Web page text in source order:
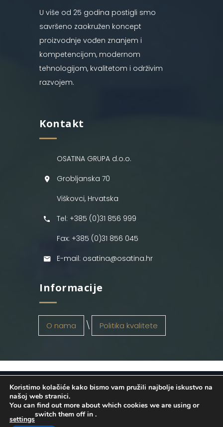
U više od 25 godina postigli smo
savršeno zaokružen koncept
proizvodnje vođen znanjem i
kompetencijom, modernom
tehnologijom, kvalitetom i održivim
razvojem.
Kontakt
OSATINA GRUPA d.o.o.
Grobljanska 70
Viškovci, Hrvatska
Tel: +385 (0)31 856 999
Fax: +385 (0)31 856 045
E-mail: osatina@osatina.hr
Informacije
O nama Politika kvalitete
OSATINA GRUPA d.o.o. 2026
. Configured
byINFOS Osijek. Sva prava pridržana.
Koristimo kolačiće kako bismo vam pružili najbolje iskustvo na
našoj web stranici.
You can find out more about which cookies we are using or
switch them off in
settings
.